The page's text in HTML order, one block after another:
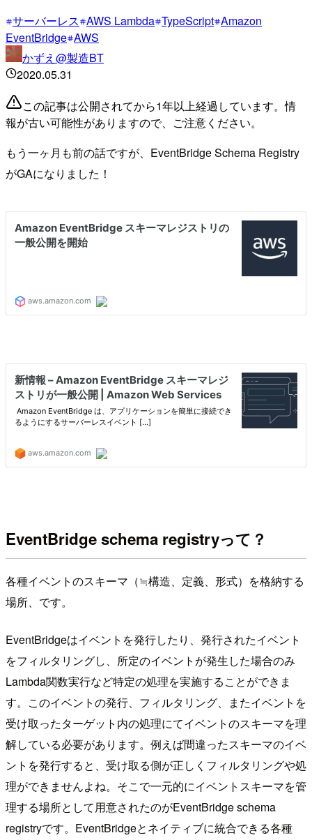
サーバーレス AWS Lambda TypeScript Amazon
EventBridge AWS
かずえ@製造BT
2020.05.31
この記事は公開されてから1年以上経過しています。情
報が古い可能性がありますので、ご注意ください。
もう一ヶ月も前の話ですが、EventBridge Schema Registry
がGAになりました！
EventBridge schema registryって？
各種イベントのスキーマ（≒構造、定義、形式）を格納する
場所、です。
EventBridgeはイベントを発行したり、発行されたイベント
をフィルタリングし、所定のイベントが発生した場合のみ
Lambda関数実行など特定の処理を実施することができま
す。このイベントの発行、フィルタリング、またイベントを
受け取ったターゲット内の処理にてイベントのスキーマを理
解している必要があります。例えば間違ったスキーマのイベ
ントを発行すると、受け取る側が正しくフィルタリングや処
理ができませんよね。そこで一元的にイベントスキーマを管
理する場所として用意されたのがEventBridge schema
registryです。EventBridgeとネイティブに統合できる各種